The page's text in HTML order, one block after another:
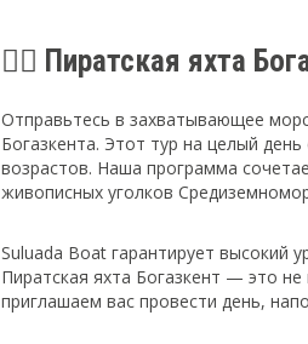
🏴‍☠️ Пиратская яхта
Отправьтесь в захватывающее
Богазкента. Этот тур на целый
возрастов. Наша программа
живописных уголков
Suluada Boat гарантирует высокий
Пиратская яхта Богазкент — это
приглашаем вас провести день,